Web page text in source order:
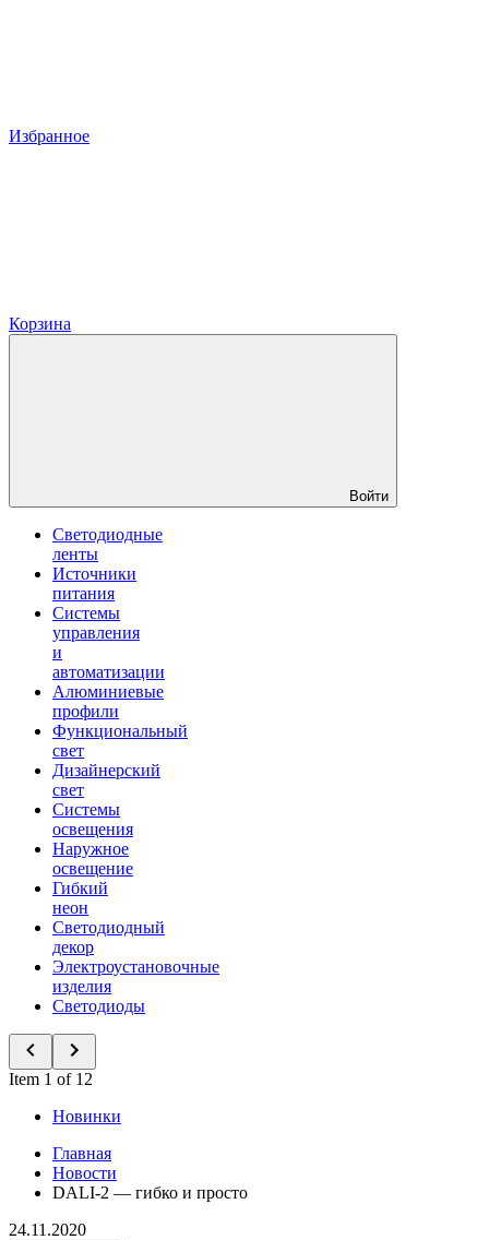
Избранное
Корзина
Войти
Светодиодные
ленты
Источники
питания
Системы
управления
и
автоматизации
Алюминиевые
профили
Функциональный
свет
Дизайнерский
свет
Системы
освещения
Наружное
освещение
Гибкий
неон
Светодиодный
декор
Электроустановочные
изделия
Светодиоды
Item 1 of 12
Новинки
Главная
Новости
DALI-2 — гибко и просто
24.11.2020